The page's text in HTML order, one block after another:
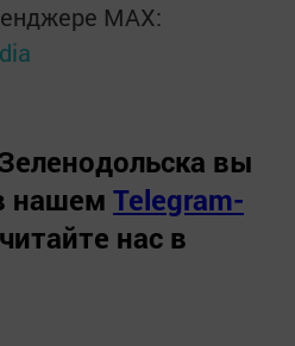
MАХ:
вы
нашем Telegram-
нас в